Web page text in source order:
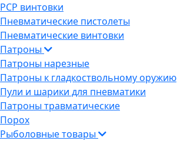
PCP винтовки
Пневматические пистолеты
Пневматические винтовки
Патроны
Патроны нарезные
Патроны к гладкоствольному оружию
Пули и шарики для пневматики
Патроны травматические
Порох
Рыболовные товары